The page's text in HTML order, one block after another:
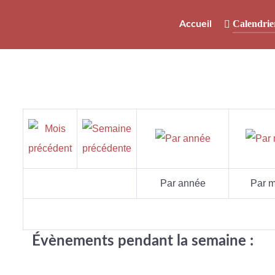
Accueil
Par année Par
Évènements pendant la semaine :